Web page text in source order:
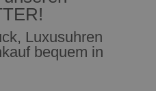
Luxusuhren
bequem in